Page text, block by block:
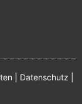
| Datenschutz